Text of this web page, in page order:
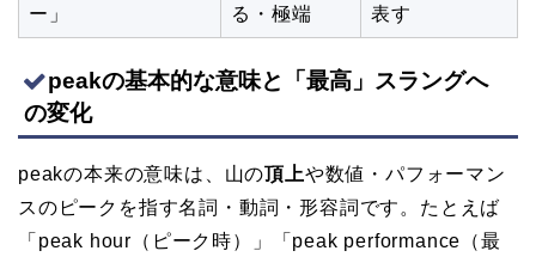
ー」
る・極端
表す
peakの基本的な意味と「最高」スラングへ
の変化
peakの本来の意味は、山の頂上や数値・パフォーマン
スのピークを指す名詞・動詞・形容詞です。たとえば
「peak hour（ピーク時）」「peak performance（最